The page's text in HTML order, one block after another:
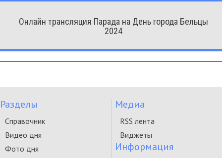
Онлайн трансляция Парада на День города Бельцы
2024
Разделы
Справочник
Видео дня
Фото дня
Медиа
RSS лента
Виджеты
Информация